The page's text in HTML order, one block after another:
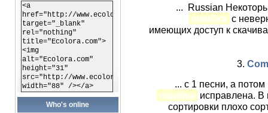
<a
href="http://www.ecolora.com"
target="_blank"
rel="nothing"
title="Ecolora.com">
<img
alt="Ecolora.com"
height="31"
src="http://www.ecolora.com/images/ecoloracom.gif"
width="88" /></a>
Who's online
... Russian
ошибка с
имеющих доступ к
3.
... с 1 песни, а
ошибка исправлена. В
сортировки плохо